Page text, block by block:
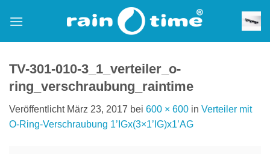
Inhalt
TV-301-010-3_1_verteiler_o-
ring_verschraubung_raintime
Veröffentlicht März 23, 2017 bei 600 × 600 in Verteiler mit
O-Ring-Verschraubung 1’IGx(3×1’IG)x1’AG